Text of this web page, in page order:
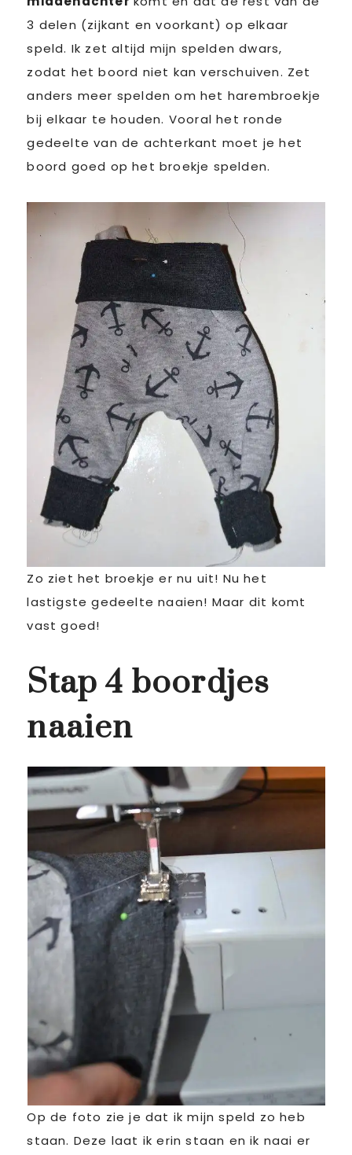
3 delen (zijkant en voorkant) op elkaar
speld. Ik zet altijd mijn spelden dwars,
zodat het boord niet kan verschuiven. Zet
anders meer spelden om het harembroekje
bij elkaar te houden. Vooral het ronde
gedeelte van de achterkant moet je het
boord goed op het broekje spelden.
Zo ziet het broekje er nu uit! Nu het
lastigste gedeelte naaien! Maar dit komt
vast goed!
Stap 4 boordjes
naaien
Op de foto zie je dat ik mijn speld zo heb
staan. Deze laat ik erin staan en ik naai er